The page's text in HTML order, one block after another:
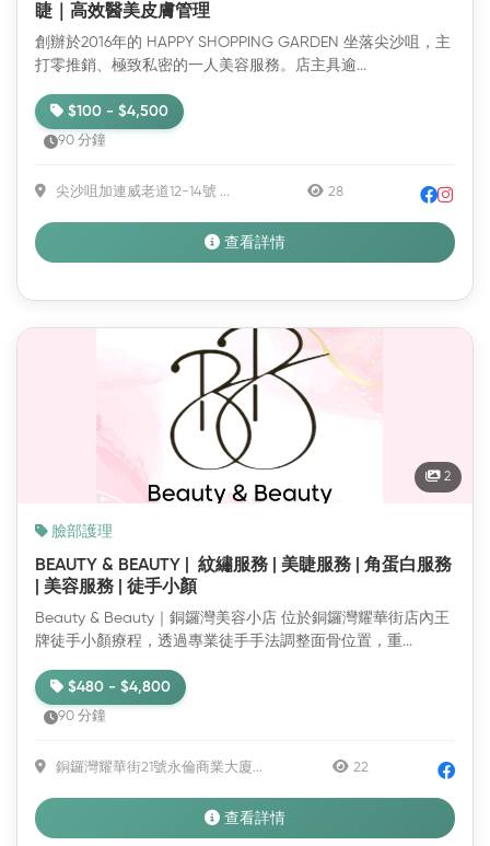
睫｜高效醫美皮膚管理
創辦於2016年的 HAPPY SHOPPING GARDEN 坐落尖沙咀，主
打零推銷、極致私密的一人美容服務。店主具逾...
$100 - $4,500
90 分鐘
尖沙咀加連威老道12-14號 ... 28
查看詳情
2
臉部護理
BEAUTY & BEAUTY | 紋繡服務 | 美睫服務 | 角蛋白服務
| 美容服務 | 徒手小顏
Beauty & Beauty｜銅鑼灣美容小店 位於銅鑼灣耀華街店內王
牌徒手小顏療程，透過專業徒手手法調整面骨位置，重...
$480 - $4,800
90 分鐘
銅鑼灣耀華街21號永倫商業大廈... 22
查看詳情